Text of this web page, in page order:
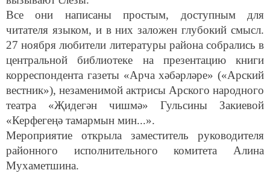
Все они написаны простым, доступным для
читателя языком, и в них заложен глубокий смысл.
27 ноября любители литературы района собрались в
центральной библиотеке на презентацию книги
корреспондента газеты «Арча хәбәрләре» («Арский
вестник»), незаменимой актрисы Арского народного
театра «Җидегән чишмә» Гульсины Закиевой
«Керфегеңә тамармын мин...».
Мероприятие открыла заместитель руководителя
районного исполнительного комитета Алина
Мухаметшина.